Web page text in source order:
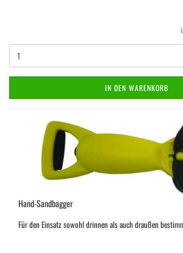
IN DEN WARENKORB
Hand-Sandbagger
Für den Einsatz sowohl drinnen als auch draußen